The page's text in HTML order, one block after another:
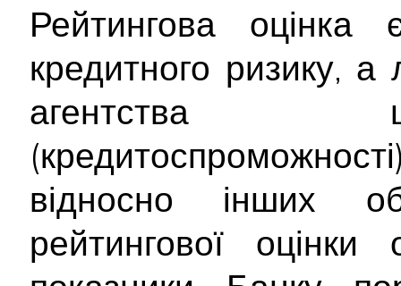
Рейтингова
кредитного ризику,
агентства
відносно інших
рейтингової оцінки